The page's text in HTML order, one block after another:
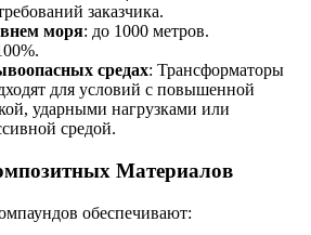
заказчика.
моря: до 1000 метров.
средах: Трансформаторы
для условий с повышенной
ударными нагрузками или
средой.
Материалов
обеспечивают: